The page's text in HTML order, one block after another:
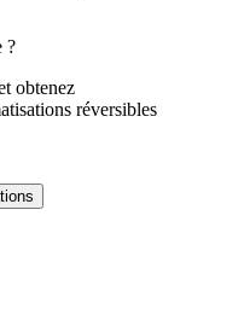
?
obtenez
réversibles